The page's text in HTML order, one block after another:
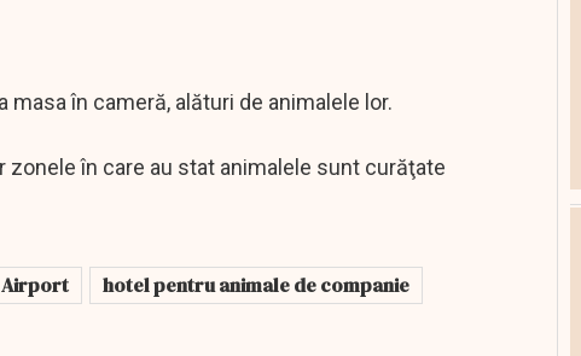
în cameră, alături de animalele lor.
în care au stat animalele sunt curăţate
Airport
hotel pentru animale de companie